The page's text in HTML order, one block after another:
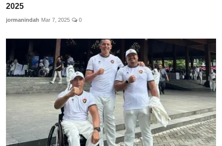
2025
jormanindah Mar 7, 2025 0